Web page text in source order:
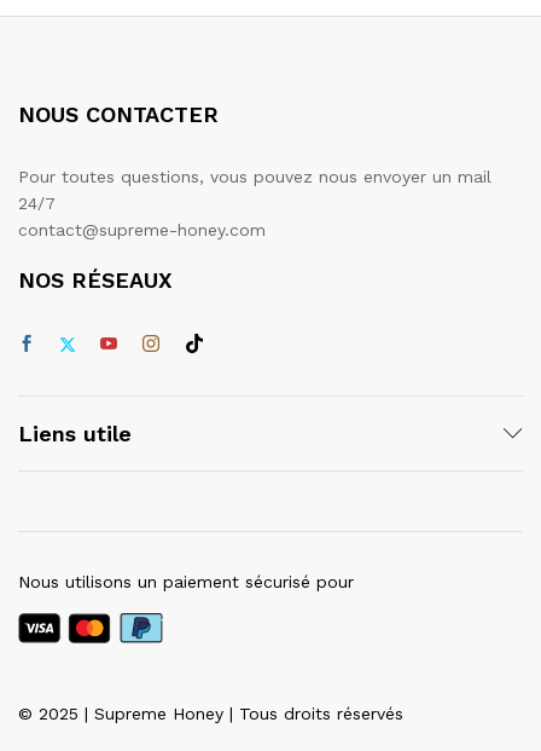
NOUS CONTACTER
Pour toutes questions, vous pouvez nous envoyer un mail
24/7
contact@supreme-honey.com
NOS RÉSEAUX
Liens utile
© 2025 | Supreme Honey | Tous droits réservés
Nous utilisons un paiement sécurisé pour